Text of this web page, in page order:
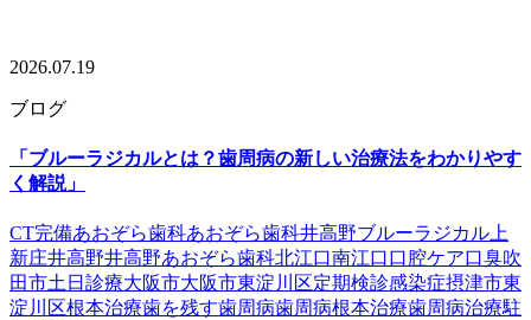
2026.07.19
ブログ
「ブルーラジカルとは？歯周病の新しい治療法をわかりやす
く解説」
CT完備あおぞら歯科あおぞら歯科井高野ブルーラジカル上
新庄井高野井高野あおぞら歯科北江口南江口口腔ケア口臭吹
田市土日診療大阪市大阪市東淀川区定期検診感染症摂津市東
淀川区根本治療歯を残す歯周病歯周病根本治療歯周病治療駐